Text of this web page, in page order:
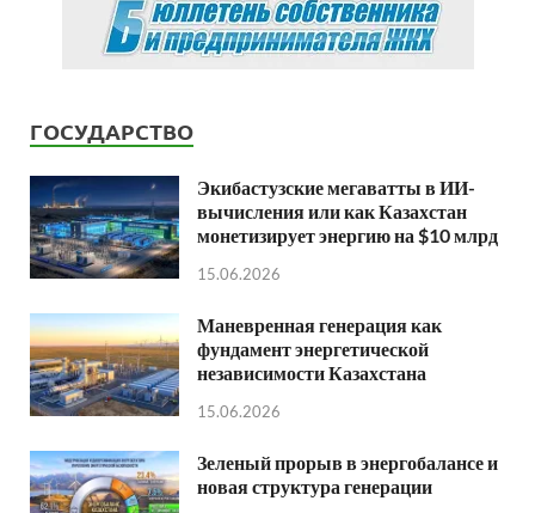
ГОСУДАРСТВО
Экибастузские мегаватты в ИИ-
вычисления или как Казахстан
монетизирует энергию на $10 млрд
15.06.2026
Маневренная генерация как
фундамент энергетической
независимости Казахстана
15.06.2026
Зеленый прорыв в энергобалансе и
новая структура генерации